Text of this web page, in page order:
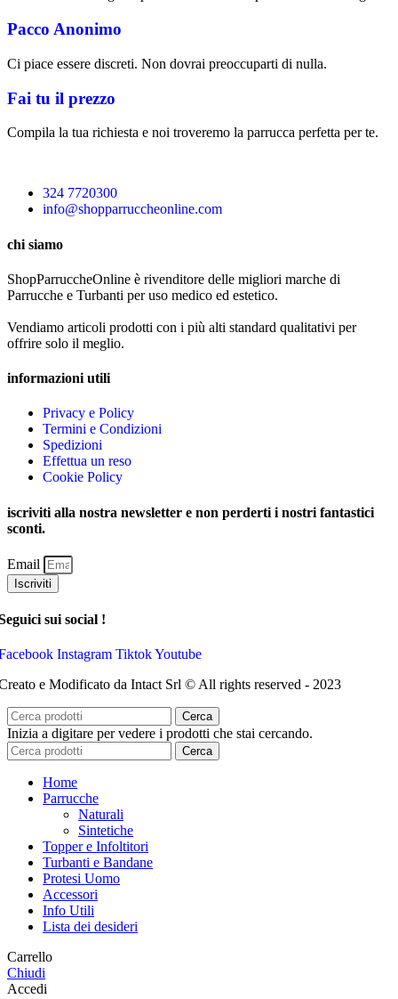
Pacco Anonimo
Ci piace essere discreti. Non dovrai preoccuparti di nulla.
Fai tu il prezzo
Compila la tua richiesta e noi troveremo la parrucca perfetta per te.
324 7720300
info@shopparruccheonline.com
chi siamo
ShopParruccheOnline è rivenditore delle migliori marche di
Parrucche e Turbanti per uso medico ed estetico.
Vendiamo articoli prodotti con i più alti standard qualitativi per
offrire solo il meglio.
informazioni utili
Privacy e Policy
Termini e Condizioni
Spedizioni
Effettua un reso
Cookie Policy
iscriviti alla nostra newsletter e non perderti i nostri fantastici
sconti.
Email
Iscriviti
sui social !
Instagram TiktokYoutube
e Modificato da Intact Srl © All rights reserved - 2023
Cerca
Inizia a digitare per vedere i prodotti che stai cercando.
Cerca
Home
Parrucche
Naturali
Sintetiche
Topper e Infoltitori
Turbanti e Bandane
Protesi Uomo
Accessori
Info Utili
Lista dei desideri
Carrello
Chiudi
Accedi